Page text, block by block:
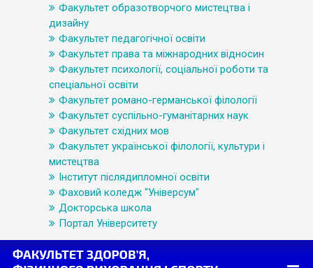
Факультет образотворчого мистецтва і
дизайну
Факультет педагогічної освіти
Факультет права та міжнародних відносин
Факультет психології, соціальної роботи та
спеціальної освіти
Факультет романо-германської філології
Факультет суспільно-гуманітарних наук
Факультет східних мов
Факультет української філології, культури і
мистецтва
Інститут післядипломної освіти
Фаховий коледж "Універсум"
Докторська школа
Портал Університету